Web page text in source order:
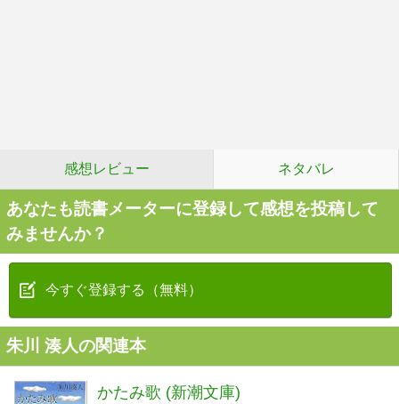
感想レビュー ネタバレ
あなたも読書メーターに登録して感想を投稿して
みませんか？
今すぐ登録する（無料）
朱川 湊人の関連本
かたみ歌 (新潮文庫)